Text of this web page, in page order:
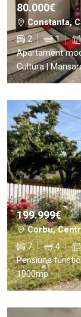
80.000€
Constanta,
2
1
Apartament
Cultura |
199.999€
Corbu,
7
4
Pensiune
1000mp